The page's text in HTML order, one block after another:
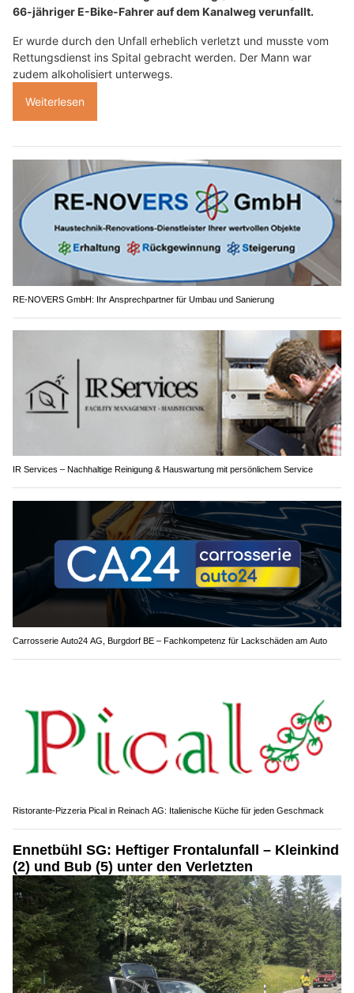
66-jähriger E-Bike-Fahrer auf dem Kanalweg verunfallt.
Er wurde durch den Unfall erheblich verletzt und musste vom
Rettungsdienst ins Spital gebracht werden. Der Mann war
zudem alkoholisiert unterwegs.
Weiterlesen
RE-NOVERS GmbH: Ihr Ansprechpartner für Umbau und Sanierung
IR Services – Nachhaltige Reinigung & Hauswartung mit persönlichem Service
Carrosserie Auto24 AG, Burgdorf BE – Fachkompetenz für Lackschäden am Auto
Ristorante-Pizzeria Pical in Reinach AG: Italienische Küche für jeden Geschmack
Ennetbühl SG: Heftiger Frontalunfall – Kleinkind
(2) und Bub (5) unter den Verletzten